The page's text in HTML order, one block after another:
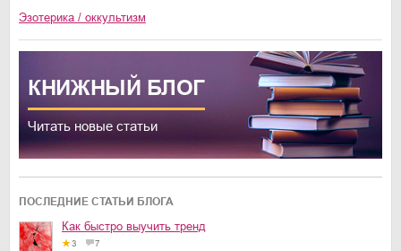
эзотерика / оккультизм
КНИЖНЫЙ БЛОГ
Читать новые статьи
ПОСЛЕДНИЕ СТАТЬИ БЛОГА
Как быстро выучить тренд
3 7